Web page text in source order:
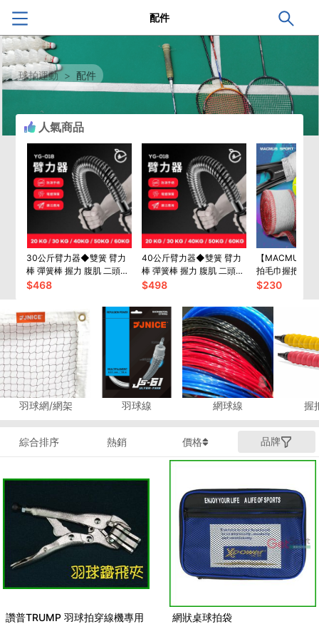
配件
球拍運動 > 配件
人氣商品
30公斤臂力器◆雙簧 臂力
棒 彈簧棒 握力 腹肌 二頭肌
胸肌 伏地挺身 健肌器 重訓
$468
40公斤臂力器◆雙簧 臂力
棒 彈簧棒 握力 腹肌 二頭肌
胸肌 伏地挺身 健肌器 重訓
$498
【MACMUS】
拍毛巾握把布｜
護膠帶
$230
羽球網/網架 羽球線 網球線 握
綜合排序 熱銷 價格 品牌
讚普TRUMP 羽球拍穿線機專用
網狀桌球拍袋